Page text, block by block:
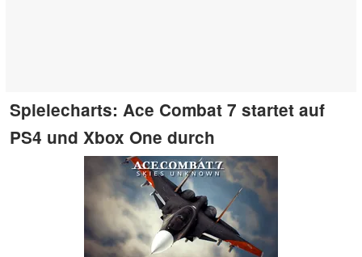
Spielecharts: Ace Combat 7 startet auf
PS4 und Xbox One durch